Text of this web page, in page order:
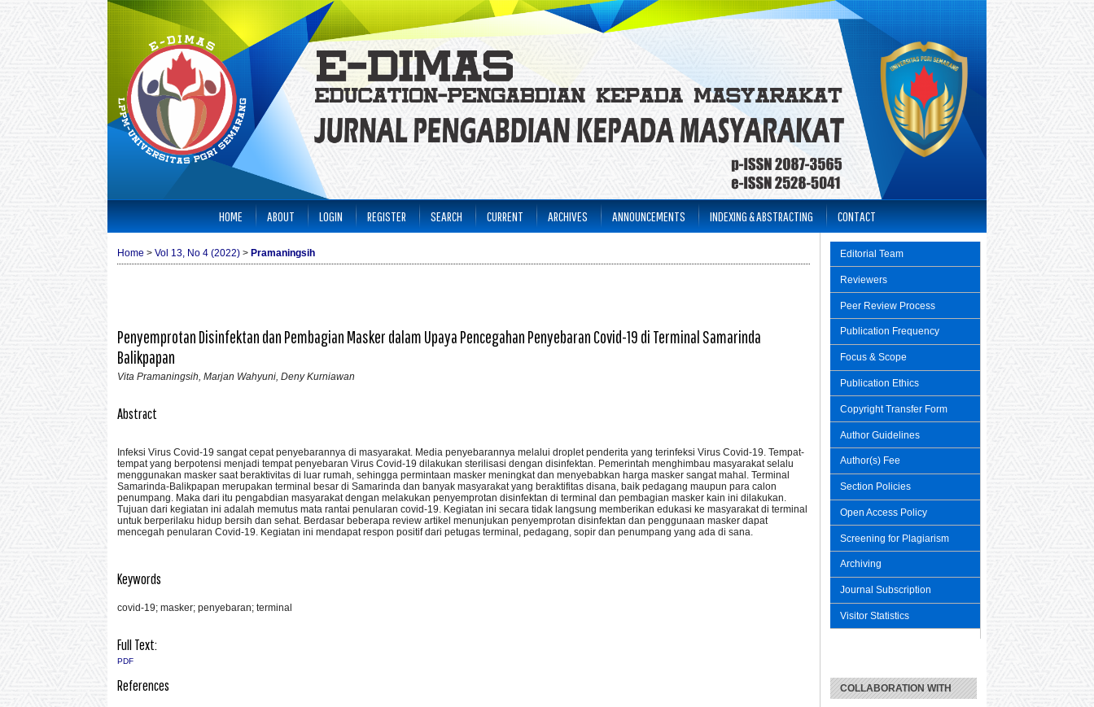
Editorial Team
Reviewers
Peer Review Process
Publication Frequency
Focus & Scope
Publication Ethics
Copyright Transfer Form
Author Guidelines
Author(s) Fee
Section Policies
Open Access Policy
Screening for Plagiarism
Archiving
Journal Subscription
Visitor Statistics
COLLABORATION WITH
HOME ABOUT LOGIN REGISTER SEARCH CURRENT ARCHIVES ANNOUNCEMENTS INDEXING & ABSTRACTING CONTACT
Home > Vol 13, No 4 (2022) > Pramaningsih
Penyemprotan Disinfektan dan Pembagian Masker dalam Upaya Pencegahan Penyebaran Covid-19 di Terminal Samarinda
Balikpapan
Vita Pramaningsih, Marjan Wahyuni, Deny Kurniawan
Abstract
Infeksi Virus Covid-19 sangat cepat penyebarannya di masyarakat. Media penyebarannya melalui droplet penderita yang terinfeksi Virus Covid-19. Tempat-
tempat yang berpotensi menjadi tempat penyebaran Virus Covid-19 dilakukan sterilisasi dengan disinfektan. Pemerintah menghimbau masyarakat selalu
menggunakan masker saat beraktivitas di luar rumah, sehingga permintaan masker meningkat dan menyebabkan harga masker sangat mahal. Terminal
Samarinda-Balikpapan merupakan terminal besar di Samarinda dan banyak masyarakat yang beraktifitas disana, baik pedagang maupun para calon
penumpang. Maka dari itu pengabdian masyarakat dengan melakukan penyemprotan disinfektan di terminal dan pembagian masker kain ini dilakukan.
Tujuan dari kegiatan ini adalah memutus mata rantai penularan covid-19. Kegiatan ini secara tidak langsung memberikan edukasi ke masyarakat di terminal
untuk berperilaku hidup bersih dan sehat. Berdasar beberapa review artikel menunjukan penyemprotan disinfektan dan penggunaan masker dapat
mencegah penularan Covid-19. Kegiatan ini mendapat respon positif dari petugas terminal, pedagang, sopir dan penumpang yang ada di sana.
Keywords
covid-19; masker; penyebaran; terminal
Full Text:
PDF
References